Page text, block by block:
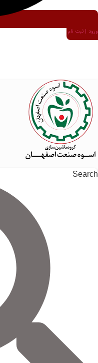
ورود | ثبت نام
Search